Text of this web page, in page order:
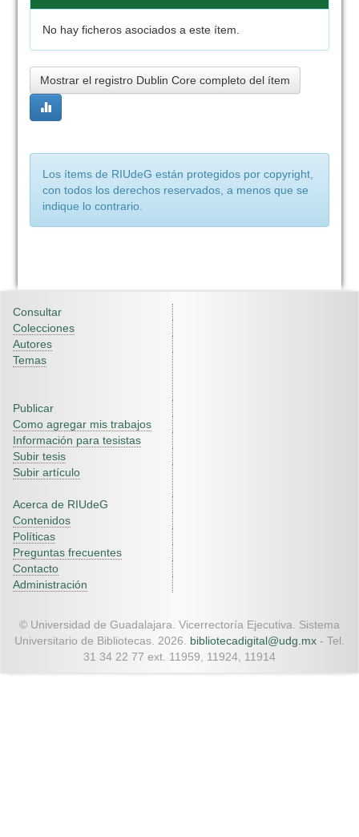
No hay ficheros asociados a este ítem.
Mostrar el registro Dublin Core completo del ítem
Los ítems de RIUdeG están protegidos por copyright,
con todos los derechos reservados, a menos que se
indique lo contrario.
Consultar
Colecciones
Autores
Temas
Publicar
Como agregar mis trabajos
Información para tesistas
Subir tesis
Subir artículo
Acerca de RIUdeG
Contenidos
Políticas
Preguntas frecuentes
Contacto
Administración
© Universidad de Guadalajara. Vicerrectoría Ejecutiva. Sistema
Universitario de Bibliotecas. 2026. bibliotecadigital@udg.mx - Tel.
31 34 22 77 ext. 11959, 11924, 11914